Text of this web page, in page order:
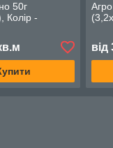
50г
Колір -
від